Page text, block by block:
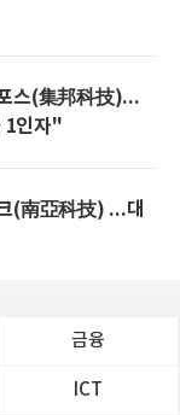
스(集邦科技)...
1인자"
(南亞科技) ...대
금융
ICT